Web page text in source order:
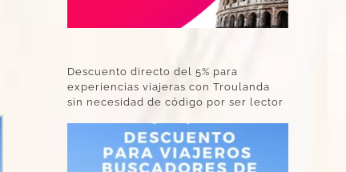
Descuento directo del 5% para
experiencias viajeras con Troulanda
sin necesidad de código por ser lector